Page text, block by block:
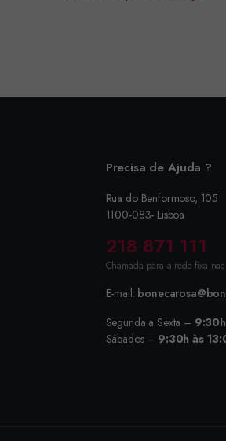
Precisa de Ajuda ?
Rua do Benformoso, 105
1100-083- Lisboa
218 871 111
Chamada para a rede fixa
E-mail:
Segunda a Sexta –
Sábados – 9:30h às